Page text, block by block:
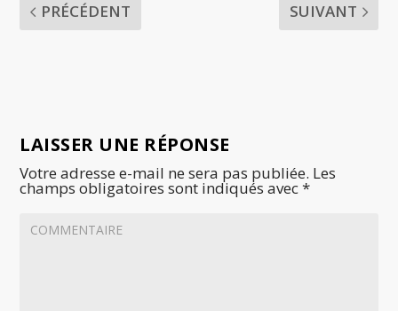
PRÉCÉDENT
SUIVANT
LAISSER UNE RÉPONSE
Votre adresse e-mail ne sera pas publiée. Les
champs obligatoires sont indiqués avec*